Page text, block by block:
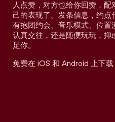
人点赞，对方也给你回赞，
己的表现了。发条信息，约
有抱团约会、音乐模式、位置
认真交往，还是随便玩玩，
足你。
免费在 iOS 和 Android 上下载